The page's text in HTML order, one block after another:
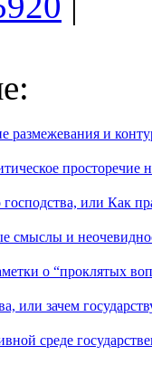
размежевания и
или Как
смыслы и
о “проклятых
или зачем
среде